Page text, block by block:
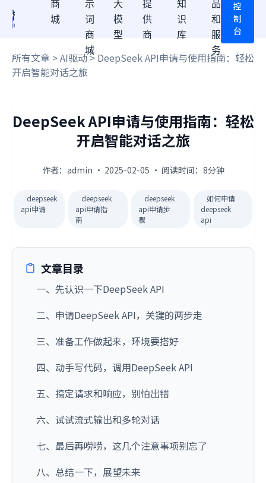
商
城
示
词
商
城
大
模
型
提
供
商
知
识
库
品
和
服
务
控
制
台
所有文章 >AI驱动> DeepSeek API申请与使用指南：轻松
开启智能对话之旅
DeepSeek API申请与使用指南：轻松
开启智能对话之旅
作者：admin · 2025-02-05 · 阅读时间：8分钟
deepseek
api申请
deepseek
api申请指
南
deepseek
api申请步
骤
如何申请
deepseek
api
文章目录
一、先认识一下DeepSeek API
二、申请DeepSeek API，关键的两步走
三、准备工作做起来，环境要搭好
四、动手写代码，调用DeepSeek API
五、搞定请求和响应，别怕出错
六、试试流式输出和多轮对话
七、最后再唠唠，这几个注意事项别忘了
八、总结一下，展望未来